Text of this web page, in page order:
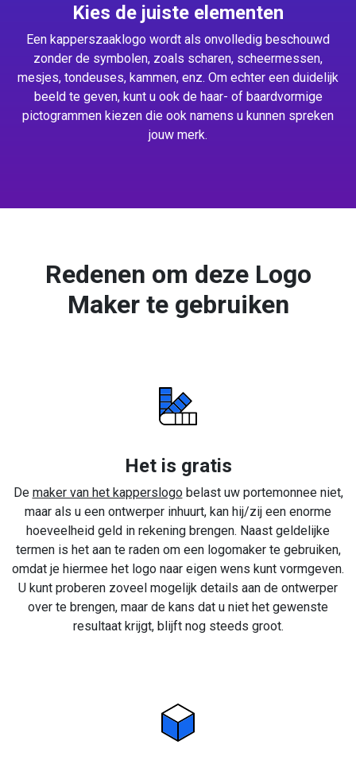
Kies de juiste elementen
Een kapperszaaklogo wordt als onvolledig beschouwd
zonder de symbolen, zoals scharen, scheermessen,
mesjes, tondeuses, kammen, enz. Om echter een duidelijk
beeld te geven, kunt u ook de haar- of baardvormige
pictogrammen kiezen die ook namens u kunnen spreken
jouw merk.
Redenen om deze Logo
Maker te gebruiken
Het is gratis
De maker van het kapperslogobelast uw portemonnee niet,
maar als u een ontwerper inhuurt, kan hij/zij een enorme
hoeveelheid geld in rekening brengen. Naast geldelijke
termen is het aan te raden om een logomaker te gebruiken,
omdat je hiermee het logo naar eigen wens kunt vormgeven.
U kunt proberen zoveel mogelijk details aan de ontwerper
over te brengen, maar de kans dat u niet het gewenste
resultaat krijgt, blijft nog steeds groot.